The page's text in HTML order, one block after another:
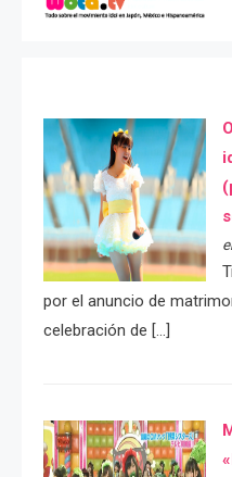
por el anuncio de
celebración de […]